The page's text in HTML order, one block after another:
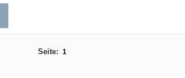
Seite: 1